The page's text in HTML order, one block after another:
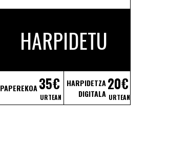
HARPIDETU
PAPEREKOA35€
URTEAN
HARPIDETZA
DIGITALA
20€
URTEAN